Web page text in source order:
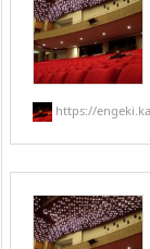
https://